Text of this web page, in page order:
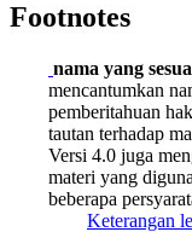
Footnotes
nama yang
mencantumkan
pemberitahuan
tautan terhadap
Versi 4.0 juga
materi yang
beberapa
Keterangan